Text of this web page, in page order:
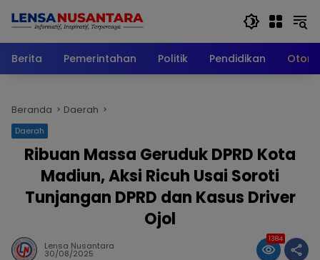
Berita
Pemerintahan Politik Pendidikan
Beranda Daerah
Daerah
Ribuan Massa Geruduk DPRD Kota
Madiun, Aksi Ricuh Usai Soroti
Tunjangan DPRD dan Kasus Driver
Ojol
Lensa Nusantara
30/08/2025
1384